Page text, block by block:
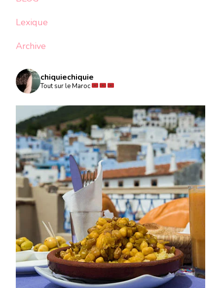
Lexique
Archive
chiquiechiquie
Tout sur le Maroc